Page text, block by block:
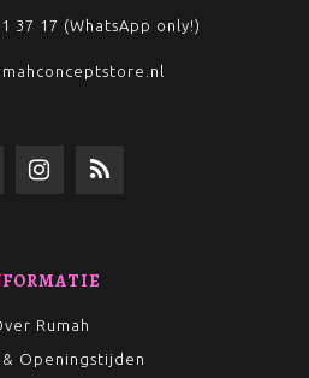
37 17 (WhatsApp only!)
Rumah
Openingstijden